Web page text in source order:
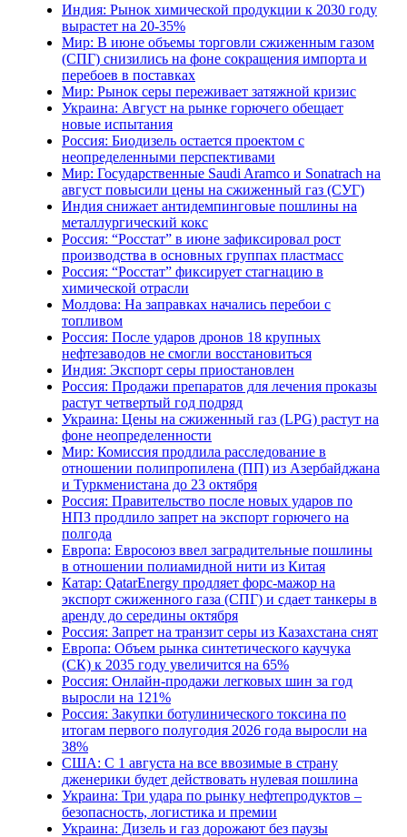
Индия: Рынок химической продукции к 2030 году
вырастет на 20-35%
Мир: В июне объемы торговли сжиженным газом
(СПГ) снизились на фоне сокращения импорта и
перебоев в поставках
Мир: Рынок серы переживает затяжной кризис
Украина: Август на рынке горючего обещает
новые испытания
Россия: Биодизель остается проектом с
неопределенными перспективами
Мир: Государственные Saudi Aramco и Sonatrach на
август повысили цены на сжиженный газ (СУГ)
Индия снижает антидемпинговые пошлины на
металлургический кокс
Россия: “Росстат” в июне зафиксировал рост
производства в основных группах пластмасс
Россия: “Росстат” фиксирует стагнацию в
химической отрасли
Молдова: На заправках начались перебои с
топливом
Россия: После ударов дронов 18 крупных
нефтезаводов не смогли восстановиться
Индия: Экспорт серы приостановлен
Россия: Продажи препаратов для лечения проказы
растут четвертый год подряд
Украина: Цены на сжиженный газ (LPG) растут на
фоне неопределенности
Мир: Комиссия продлила расследование в
отношении полипропилена (ПП) из Азербайджана
и Туркменистана до 23 октября
Россия: Правительство после новых ударов по
НПЗ продлило запрет на экспорт горючего на
полгода
Европа: Евросоюз ввел заградительные пошлины
в отношении полиамидной нити из Китая
Катар: QatarEnergy продляет форс-мажор на
экспорт сжиженного газа (СПГ) и сдает танкеры в
аренду до середины октября
Россия: Запрет на транзит серы из Казахстана снят
Европа: Объем рынка синтетического каучука
(СК) к 2035 году увеличится на 65%
Россия: Онлайн-продажи легковых шин за год
выросли на 121%
Россия: Закупки ботулинического токсина по
итогам первого полугодия 2026 года выросли на
38%
США: С 1 августа на все ввозимые в страну
дженерики будет действовать нулевая пошлина
Украина: Три удара по рынку нефтепродуктов –
безопасность, логистика и премии
Украина: Дизель и газ дорожают без паузы